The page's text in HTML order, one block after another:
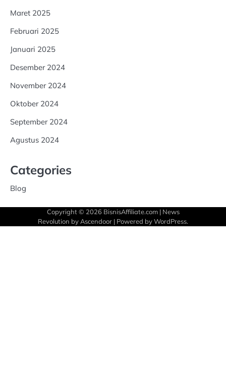
Maret 2025
Februari 2025
Januari 2025
Desember 2024
November 2024
Oktober 2024
September 2024
Agustus 2024
Categories
Blog
Copyright © 2026 BisnisAffiliate.com| News
Revolution by Ascendoor | Powered byWordPress.